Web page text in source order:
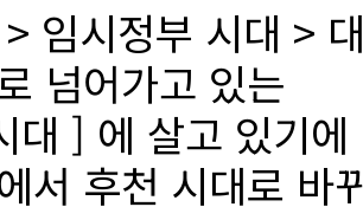
임시정부 시대 >
넘어가고 있는
대 ] 에 살고 있기에
서 후천 시대로 바